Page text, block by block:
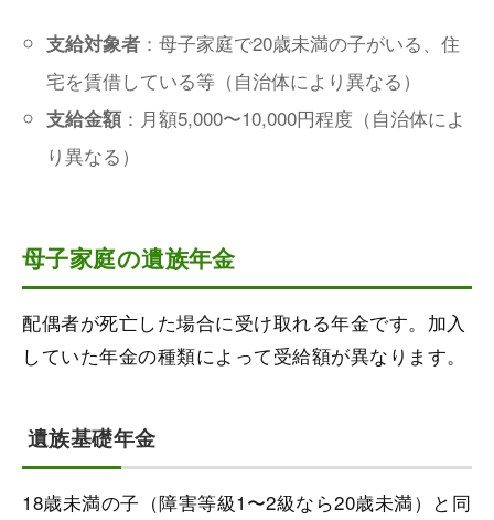
支給対象者 ：母子家庭で20歳未満の子がいる、住
宅を賃借している等（自治体により異なる）
支給金額：月額5,000〜10,000円程度（自治体によ
り異なる）
母子家庭の遺族年金
配偶者が死亡した場合に受け取れる年金です。加入
していた年金の種類によって受給額が異なります。
遺族基礎年金
18歳未満の子（障害等級1〜2級なら20歳未満）と同